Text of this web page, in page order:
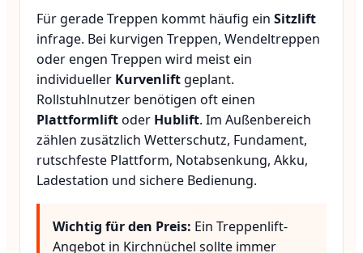
Für gerade Treppen kommt häufig ein Sitzlift
infrage. Bei kurvigen Treppen, Wendeltreppen
oder engen Treppen wird meist ein
individueller Kurvenlift geplant.
Rollstuhlnutzer benötigen oft einen
Plattformliftoder Hublift. Im Außenbereich
zählen zusätzlich Wetterschutz, Fundament,
rutschfeste Plattform, Notabsenkung, Akku,
Ladestation und sichere Bedienung.
Wichtig für den Preis: Ein Treppenlift-
Angebot in Kirchnüchel sollte immer